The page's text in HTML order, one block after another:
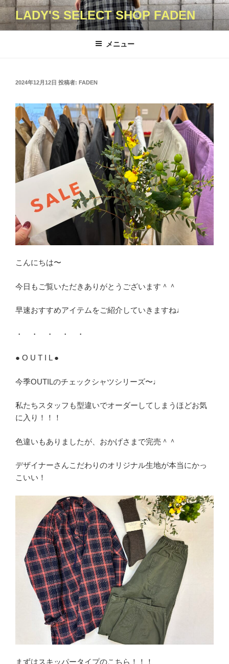
コ
ン
テ
LADY'S SELECT SHOP FADEN
メニュー
投
2024年12月12日 投稿者: FADEN
こんにちは〜
今日もご覧いただきありがとうございます＾＾
早速おすすめアイテムをご紹介していきますね♩
・ ・ ・ ・ ・
● O U T I L ●
今季OUTILのチェックシャツシリーズ〜♩
私たちスタッフも型違いでオーダーしてしまうほどお気
に入り！！！
色違いもありましたが、おかげさまで完売＾＾
デザイナーさんこだわりのオリジナル生地が本当にかっ
こいい！
まずはスキッパータイプのこちら！！！